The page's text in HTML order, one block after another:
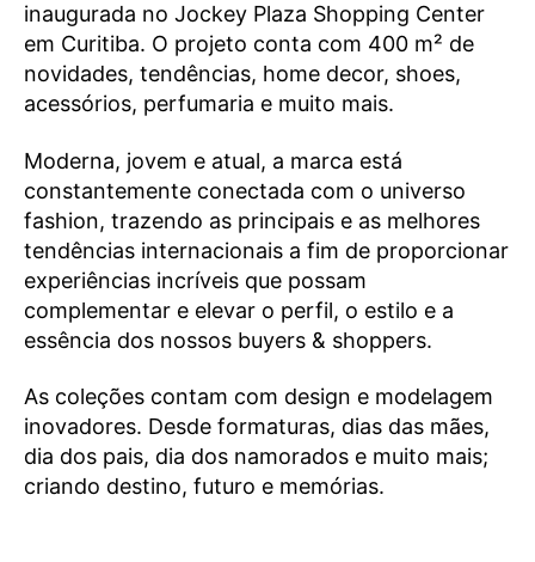
inaugurada no Jockey Plaza Shopping Center
em Curitiba. O projeto conta com 400 m² de
novidades, tendências, home decor, shoes,
acessórios, perfumaria e muito mais.
Moderna, jovem e atual, a marca está
constantemente conectada com o universo
fashion, trazendo as principais e as melhores
tendências internacionais a fim de proporcionar
experiências incríveis que possam
complementar e elevar o perfil, o estilo e a
essência dos nossos buyers & shoppers.
As coleções contam com design e modelagem
inovadores. Desde formaturas, dias das mães,
dia dos pais, dia dos namorados e muito mais;
criando destino, futuro e memórias.